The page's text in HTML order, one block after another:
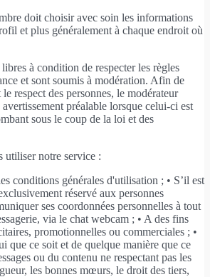
doit choisir avec soin les informations
et plus généralement à chaque endroit où
à condition de respecter les règles
et sont soumis à modération. Afin de
respect des personnes, le modérateur
préalable lorsque celui-ci est
sous le coup de la loi et des
utiliser notre service :
conditions générales d'utilisation ; • S’il est
réservé aux personnes
ses coordonnées personnelles à tout
via le chat webcam ; • A des fins
promotionnelles ou commerciales ; •
que ce soit et de quelque manière que ce
ou du contenu ne respectant pas les
les bonnes mœurs, le droit des tiers,